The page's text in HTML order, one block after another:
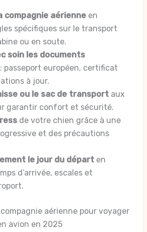
compagnie aérienneen
spécifiques sur le transport
ou en soute.
soin les documents
passeport européen, certificat
à jour.
ou le sac de transportaux
garantir confort et sécurité.
de votre chien grâce à une
et des précautions
le jour du départen
d’arrivée, escales et
aérienne pour voyager
avion en 2025